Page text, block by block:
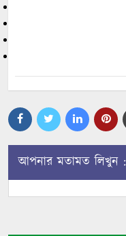
আপনার মতামত লিখুন :